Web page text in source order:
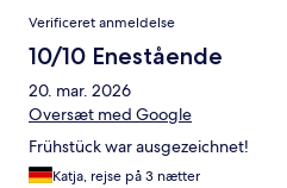
Verificeret anmeldelse
10/10 Enestående
20. mar. 2026
Oversæt med Google
Frühstück war ausgezeichnet!
Katja, rejse på 3 nætter